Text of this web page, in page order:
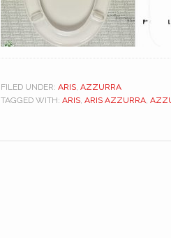
FILED UNDER: ARIS, AZZURRA
TAGGED WITH: ARIS, ARIS AZZURRA,